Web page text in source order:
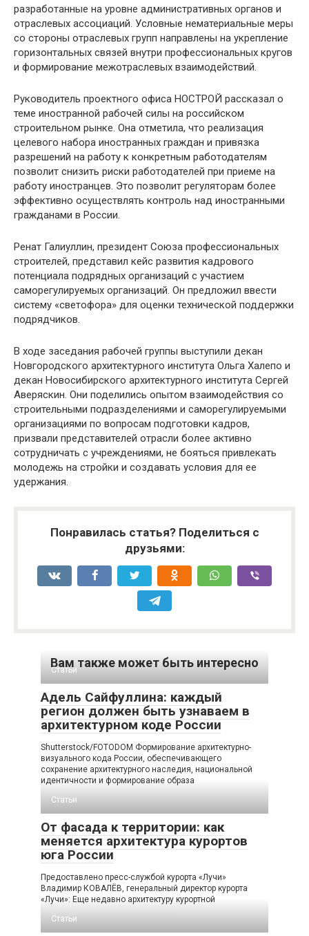
разработанные на уровне административных органов и
отраслевых ассоциаций. Условные нематериальные меры
со стороны отраслевых групп направлены на укрепление
горизонтальных связей внутри профессиональных кругов
и формирование межотраслевых взаимодействий.
Руководитель проектного офиса НОСТРОЙ рассказал о
теме иностранной рабочей силы на российском
строительном рынке. Она отметила, что реализация
целевого набора иностранных граждан и привязка
разрешений на работу к конкретным работодателям
позволит снизить риски работодателей при приеме на
работу иностранцев. Это позволит регуляторам более
эффективно осуществлять контроль над иностранными
гражданами в России.
Ренат Галиуллин, президент Союза профессиональных
строителей, представил кейс развития кадрового
потенциала подрядных организаций с участием
саморегулируемых организаций. Он предложил ввести
систему «светофора» для оценки технической поддержки
подрядчиков.
В ходе заседания рабочей группы выступили декан
Новгородского архитектурного института Ольга Халепо и
декан Новосибирского архитектурного института Сергей
Аверяскин. Они поделились опытом взаимодействия со
строительными подразделениями и саморегулируемыми
организациями по вопросам подготовки кадров,
призвали представителей отрасли более активно
сотрудничать с учреждениями, не бояться привлекать
молодежь на стройки и создавать условия для ее
удержания.
Понравилась статья? Поделиться с
друзьями:
Вам также может быть интересно
Статьи
Адель Сайфуллина: каждый
регион должен быть узнаваем в
архитектурном коде России
Shutterstock/FOTODOM Формирование архитектурно-
визуального кода России, обеспечивающего
сохранение архитектурного наследия, национальной
идентичности и формирование образа
Статьи
От фасада к территории: как
меняется архитектура курортов
юга России
Предоставлено пресс-службой курорта «Лучи»
Владимир КОВАЛЁВ, генеральный директор курорта
«Лучи»: Еще недавно архитектуру курортной
Статьи